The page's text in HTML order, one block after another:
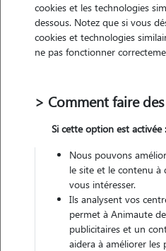
Garde
chez le Pet Sitter
Véhiculé
L'envoi d'une demande
cookies et les technologies
dessous. Notez que si vous
cookies et technologies
ne pas fonctionner
> Comment faire
Si cette option est activée :
Nous pouvons
le site et le contenu à
vous intéresser.
Ils analysent vos
permet à Animaute
publicitaires et un
aidera à améliorer les